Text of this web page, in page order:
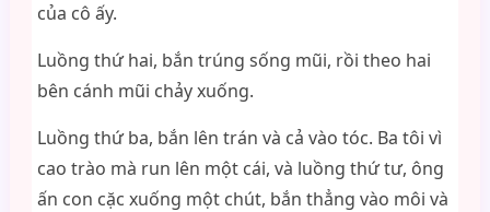
của cô ấy.
Luồng thứ hai, bắn trúng sống mũi, rồi theo hai
bên cánh mũi chảy xuống.
Luồng thứ ba, bắn lên trán và cả vào tóc. Ba tôi vì
cao trào mà run lên một cái, và luồng thứ tư, ông
ấn con cặc xuống một chút, bắn thẳng vào môi và